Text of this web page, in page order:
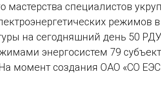
мастерства специалистов
режимов
на сегодняшний день 50
энергосистем 79
момент создания ОАО «СО